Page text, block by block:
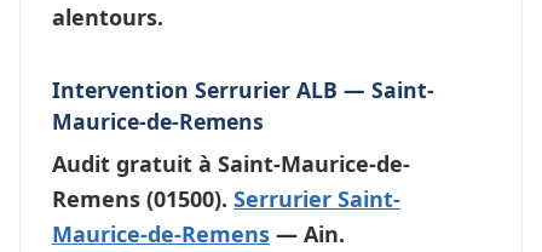
alentours.
Intervention Serrurier ALB — Saint-
Maurice-de-Remens
Audit gratuit à Saint-Maurice-de-
Remens (01500). Serrurier Saint-
Maurice-de-Remens — Ain.